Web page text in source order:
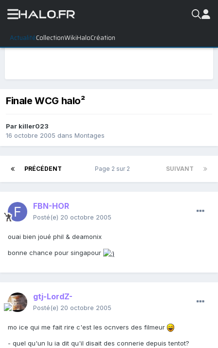
ActualitéCollectionWikiHaloCréation
Finale WCG halo²
Par killer023
16 octobre 2005 dans Montages
PRÉCÉDENT SUIVANT
Page 2 sur 2
FBN-HOR
Posté(e) 20 octobre 2005
ouai bien joué phil & deamonix
bonne chance pour singapour
gtj-LordZ-
Posté(e) 20 octobre 2005
mo ice qui me fait rire c'est les ocnvers des filmeur
- quel qu'un lu ia dit qu'il disait des connerie depuis tentot?